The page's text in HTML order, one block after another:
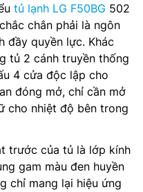
tủ lạnh LG F50BG 502
chắn phải là ngôn
đầy quyền lực. Khác
tủ 2 cánh truyền thống
4 cửa độc lập cho
đóng mở, chỉ cần mở
cho nhiệt độ bên trong
trước của tủ là lớp kính
gam màu đen huyền
chỉ mang lại hiệu ứng